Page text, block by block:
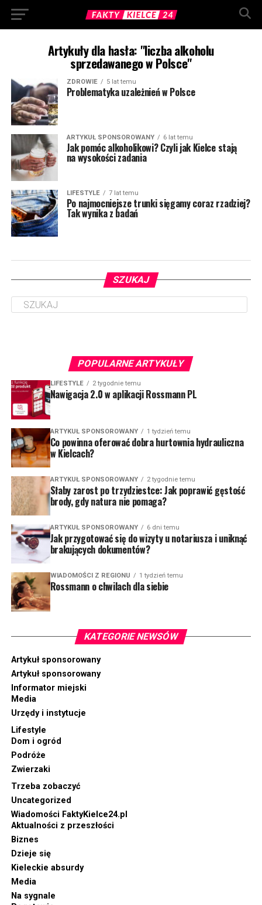
Artykuły dla hasła: "liczba alkoholu
sprzedawanego w Polsce"
ZDROWIE 5 lat temu
Problematyka uzależnień w Polsce
ARTYKUŁ SPONSOROWANY 6 lat temu
Jak pomóc alkoholikowi? Czyli jak Kielce stają
na wysokości zadania
LIFESTYLE 7 lat temu
Po najmocniejsze trunki sięgamy coraz rzadziej?
Tak wynika z badań
SZUKAJ
POPULARNE ARTYKUŁY
LIFESTYLE 2 tygodnie temu
Nawigacja 2.0 w aplikacji Rossmann PL
ARTYKUŁ SPONSOROWANY 1 tydzień temu
Co powinna oferować dobra hurtownia hydrauliczna
w Kielcach?
ARTYKUŁ SPONSOROWANY 2 tygodnie temu
Słaby zarost po trzydziestce: Jak poprawić gęstość
brody, gdy natura nie pomaga?
ARTYKUŁ SPONSOROWANY 6 dni temu
Jak przygotować się do wizyty u notariusza i uniknąć
brakujących dokumentów?
WIADOMOŚCI Z REGIONU 1 tydzień temu
Rossmann o chwilach dla siebie
KATEGORIE NEWSÓW
Artykuł sponsorowany
Artykuł sponsorowany
Informator miejski
Media
Urzędy i instytucje
Lifestyle
Dom i ogród
Podróże
Zwierzaki
Trzeba zobaczyć
Uncategorized
Wiadomości FaktyKielce24.pl
Aktualności z przeszłości
Biznes
Dzieje się
Kieleckie absurdy
Media
Na sygnale